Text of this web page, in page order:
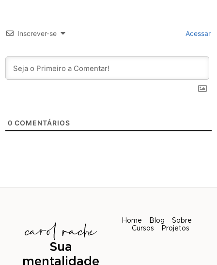
Inscrever-se Acessar
0 COMENTÁRIOS
Sua
mentalidade
Home Blog
Sobre
Cursos
Projetos